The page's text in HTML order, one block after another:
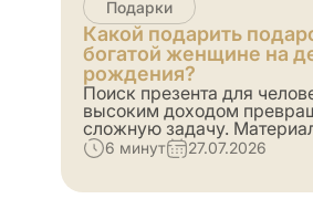
Подарки
Какой подарить
богатой женщине на
рождения?
Поиск презента для
высоким доходом
сложную задачу.
6 минут 27.07.2026